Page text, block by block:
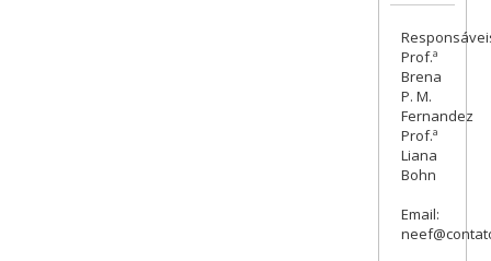
Prof.ª
Brena
P. M.
Fernandez
Prof.ª
Liana
Bohn
Email: